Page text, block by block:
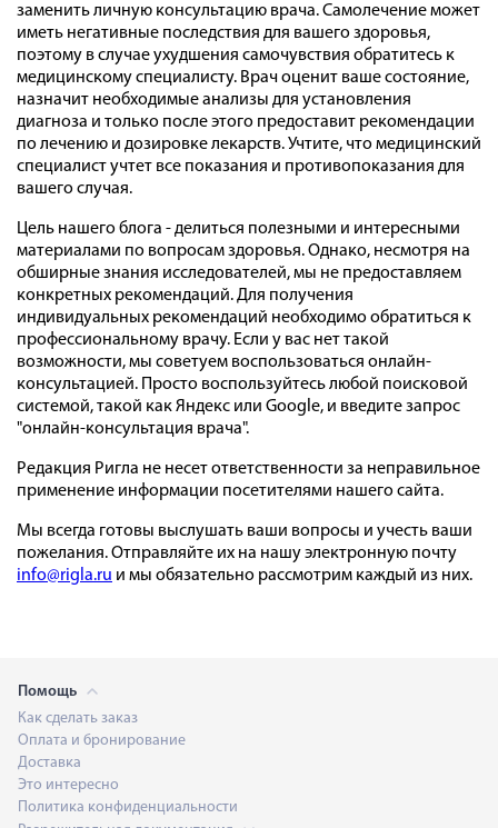
заменить личную консультацию врача. Самолечение может
иметь негативные последствия для вашего здоровья,
поэтому в случае ухудшения самочувствия обратитесь к
медицинскому специалисту. Врач оценит ваше состояние,
назначит необходимые анализы для установления
диагноза и только после этого предоставит рекомендации
по лечению и дозировке лекарств. Учтите, что медицинский
специалист учтет все показания и противопоказания для
вашего случая.
Цель нашего блога - делиться полезными и интересными
материалами по вопросам здоровья. Однако, несмотря на
обширные знания исследователей, мы не предоставляем
конкретных рекомендаций. Для получения
индивидуальных рекомендаций необходимо обратиться к
профессиональному врачу. Если у вас нет такой
возможности, мы советуем воспользоваться онлайн-
консультацией. Просто воспользуйтесь любой поисковой
системой, такой как Яндекс или Google, и введите запрос
"онлайн-консультация врача".
Редакция Ригла не несет ответственности за неправильное
применение информации посетителями нашего сайта.
Мы всегда готовы выслушать ваши вопросы и учесть ваши
пожелания. Отправляйте их на нашу электронную почту
info@rigla.ru и мы обязательно рассмотрим каждый из них.
Помощь
Как сделать заказ
Оплата и бронирование
Доставка
Это интересно
Политика конфиденциальности